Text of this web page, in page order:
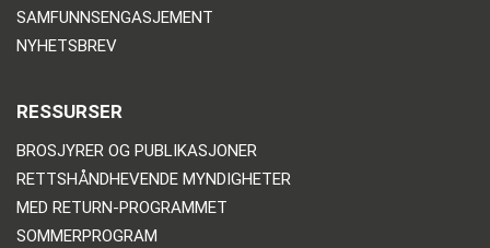
SAMFUNNSENGASJEMENT
NYHETSBREV
RESSURSER
BROSJYRER OG PUBLIKASJONER
RETTSHÅNDHEVENDE MYNDIGHETER
MED RETURN-PROGRAMMET
SOMMERPROGRAM